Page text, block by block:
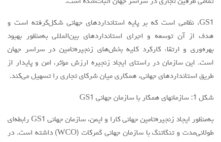
آرشیو
جستجو پیشرفته
راهنمای نویسندگان
نحوه ارسال مقاله
تمامي طرفين تجاري در سراسر جهان اثبات‌شده است.
GS1، نظامي است كه بر پايه استانداردهاي جهاني شکل‌گرفته است و
هدف از آن توسعه و اجراي استانداردهای بین‌المللی به‌منظور بهبود
بهره‌وری و ارتقاء کارکرد كليه بخش‌های زنجیره‌تامین در سراسر جهان
است. اين سازمان در راستای ايجاد زنجيره ارزش مؤثر، امن و پايدار از
طريق استانداردهای جهاني، همکاری ميان شرکای تجاری را تسهيل مي‌كند.
شكل 1: سازمان‏هاي همكار با سازمان جهاني GS1
به‌منظور ايجاد زنجیره‌تامین جهاني كارا و ايمن، سازمان جهاني GS1 رابطه‌اي
طولانی‌مدت و تنگاتنگ با سازمان جهاني گمركات (WCO) داشته است. در